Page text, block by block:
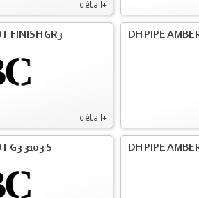
détail+
détail+
FINISH GR3 DH PIPE
G3 3103 S DH PIPE